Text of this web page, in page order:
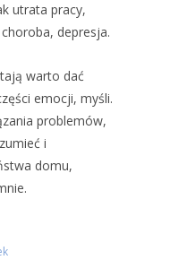
utrata pracy,
depresja.
warto dać
emocji, myśli.
problemów,
i
domu,